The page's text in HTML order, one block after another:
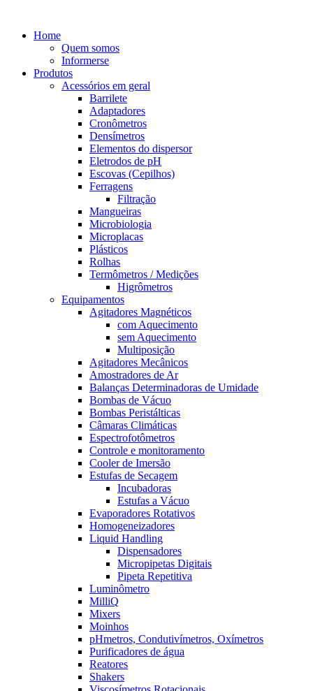
Home
Quem somos
Informerse
Produtos
Acessórios em geral
Barrilete
Adaptadores
Cronômetros
Densímetros
Elementos do dispersor
Eletrodos de pH
Escovas (Cepilhos)
Ferragens
Filtração
Mangueiras
Microbiologia
Microplacas
Plásticos
Rolhas
Termômetros / Medições
Higrômetros
Equipamentos
Agitadores Magnéticos
com Aquecimento
sem Aquecimento
Multiposição
Agitadores Mecânicos
Amostradores de Ar
Balanças Determinadoras de Umidade
Bombas de Vácuo
Bombas Peristálticas
Câmaras Climáticas
Espectrofotômetros
Controle e monitoramento
Cooler de Imersão
Estufas de Secagem
Incubadoras
Estufas a Vácuo
Evaporadores Rotativos
Homogeneizadores
Liquid Handling
Dispensadores
Micropipetas Digitais
Pipeta Repetitiva
Luminômetro
MilliQ
Mixers
Moinhos
pHmetros, Condutivímetros, Oxímetros
Purificadores de água
Reatores
Shakers